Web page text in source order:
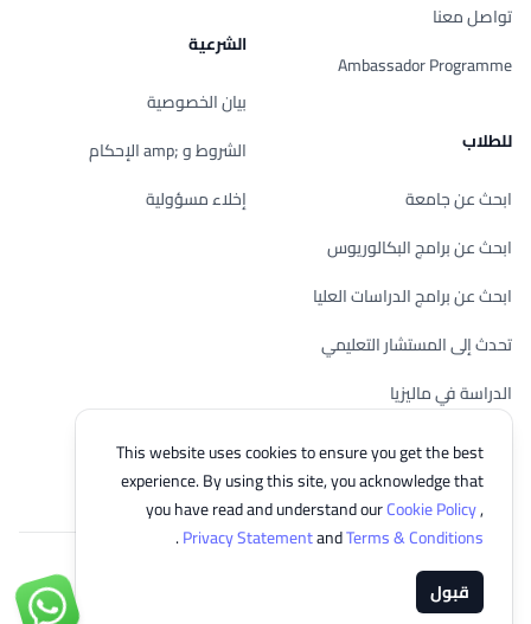
This website uses cookies to ensure you get the best
experience. By using this site, you acknowledge that
you have read and understand ourCookie Policy,
Privacy StatementandTerms & Conditions
.
قبول
تواصل معنا
Ambassador Programme
للطلاب
ابحث عن جامعة
ابحث عن برامج البكالوريوس
ابحث عن برامج الدراسات العليا
تحدث إلى المستشار التعليمي
الدراسة في ماليزيا
تحقق من أهليتك
الشرعية
بيان الخصوصية
الشروط و ;amp الإحكام
إخلاء مسؤولية
© 2026 EasyUni Sdn Bhd, company registration number 200801016907
(818200-P). All rights reserved.